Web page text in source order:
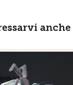
anche